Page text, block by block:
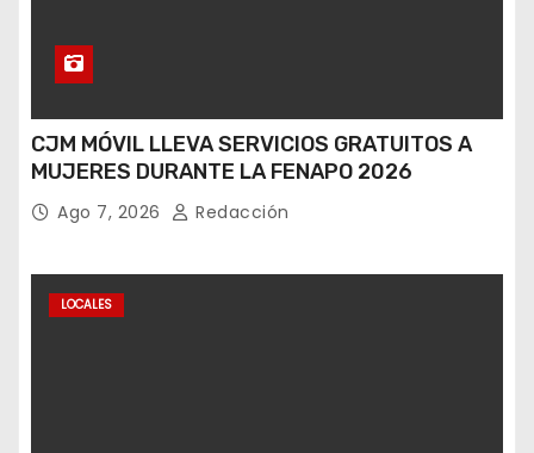
CJM MÓVIL LLEVA SERVICIOS GRATUITOS A
MUJERES DURANTE LA FENAPO 2026
Ago 7, 2026 Redacción
LOCALES